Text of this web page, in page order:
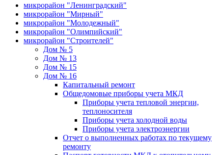
микрорайон "Ленинградский"
микрорайон "Мирный"
микрорайон "Молодежный"
микрорайон "Олимпийский"
микрорайон "Строителей"
Дом № 5
Дом № 13
Дом № 15
Дом № 16
Капитальный ремонт
Общедомовые приборы учета МКД
Приборы учета тепловой энергии,
теплоносителя
Приборы учета холодной воды
Приборы учета электроэнергии
Отчет о выполненных работах по текущему
ремонту